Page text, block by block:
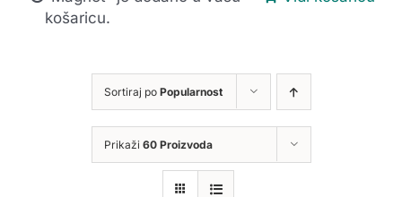
košaricu.
Sortiraj po Popularnost
Prikaži 60 Proizvoda